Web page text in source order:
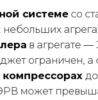
системе со
в агрегате
ограничен,
может